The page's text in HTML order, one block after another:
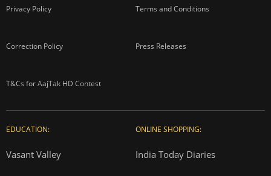
Privacy Policy Terms and Conditions
Correction Policy Press Releases
T&Cs for AajTak HD Contest
EDUCATION:
Vasant Valley
ONLINE SHOPPING:
India Today Diaries